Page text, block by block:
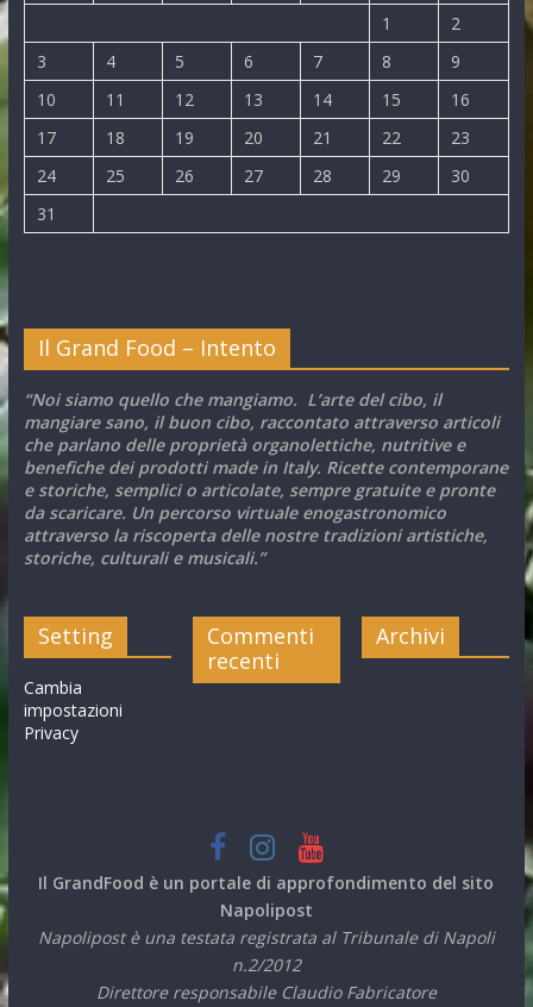
1
2
3
4 5 6 7 8
9
10
11 12 13 14 15
16
17
18 19 20 21 22
23
24
25 26 27 28 29
30
31
Il Grand Food – Intento
“Noi siamo quello che mangiamo. L’arte del cibo, il
mangiare sano, il buon cibo, raccontato attraverso articoli
che parlano delle proprietà organolettiche, nutritive e
benefiche dei prodotti made in Italy. Ricette contemporane
e storiche, semplici o articolate, sempre gratuite e pronte
da scaricare. Un percorso virtuale enogastronomico
attraverso la riscoperta delle nostre tradizioni artistiche,
storiche, culturali e musicali.”
Setting
Cambia
impostazioni
Privacy
Commenti
recenti
Archivi
Il GrandFood è un portale di approfondimento del sito
Napolipost
Napolipost è una testata registrata al Tribunale di Napoli
n.2/2012
Direttore responsabile Claudio Fabricatore